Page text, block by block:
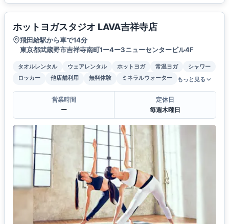
ホットヨガスタジオ LAVA吉祥寺店
飛田給駅から車で14分
東京都武蔵野市吉祥寺南町1ー4ー3ニューセンタービル4F
タオルレンタル ウェアレンタル ホットヨガ 常温ヨガ
シャワー
ロッカー
他店舗利用 無料体験 ミネラルウォーター もっと見る
営業時間
ー
定休日
毎週木曜日